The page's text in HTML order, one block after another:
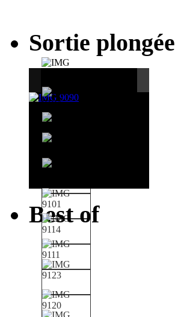
Sortie plongée
Best of